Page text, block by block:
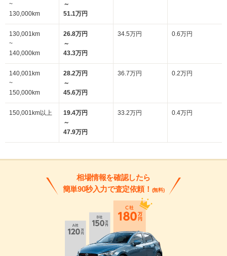
~
130,000km
～
51.1万円
130,001km
~
140,000km
26.8万円
～
43.3万円
34.5万円 0.6万円
140,001km
~
150,000km
28.2万円
～
45.6万円
36.7万円 0.2万円
150,001km以上
19.4万円
～
47.9万円
33.2万円 0.4万円
相場情報を確認したら
簡単90秒入力で査定依頼！ (無料)